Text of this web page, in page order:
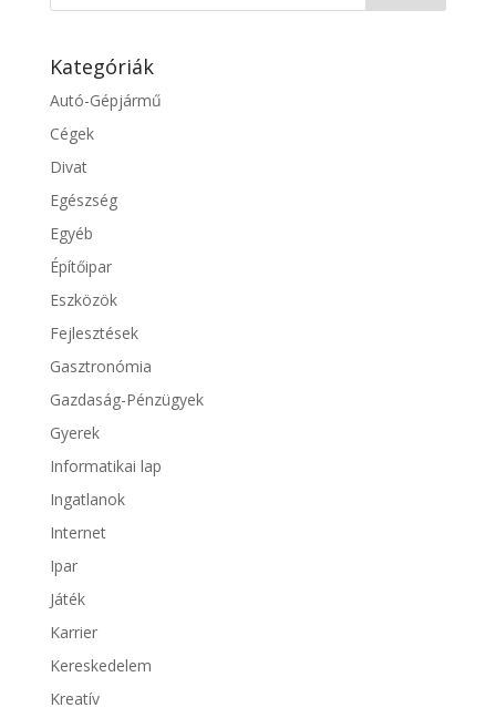
Kategóriák
Autó-Gépjármű
Cégek
Divat
Egészség
Egyéb
Építőipar
Eszközök
Fejlesztések
Gasztronómia
Gazdaság-Pénzügyek
Gyerek
Informatikai lap
Ingatlanok
Internet
Ipar
Játék
Karrier
Kereskedelem
Kreatív